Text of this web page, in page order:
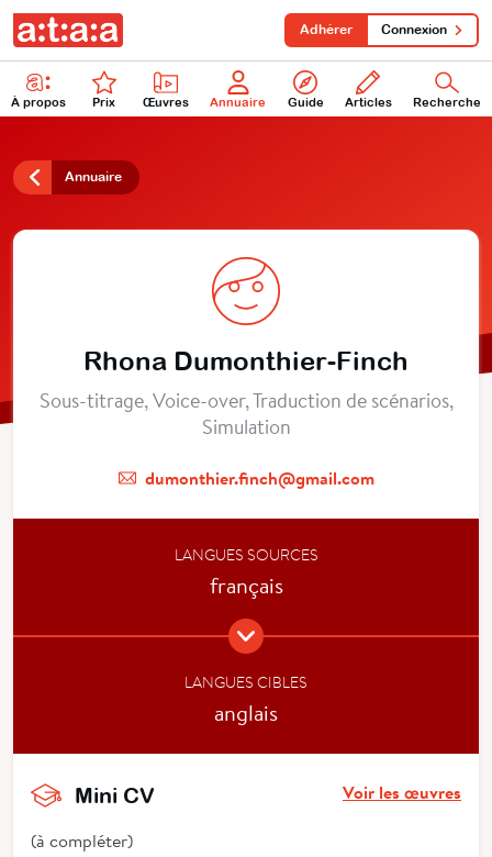
À propos Prix Œuvres Annuaire Guide Articles Recherche
Adhérer Connexion
Annuaire
Rhona Dumonthier-Finch
Sous-titrage, Voice-over, Traduction de scénarios,
Simulation
dumonthier.finch@gmail.com
LANGUES SOURCES
français
LANGUES CIBLES
anglais
Mini CV Voir les œuvres
(à compléter)